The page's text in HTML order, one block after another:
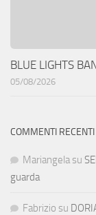
BLUE LIGHTS
05/08/2026
COMMENTI RECENTI
Mariangela su
guarda
Fabrizio su